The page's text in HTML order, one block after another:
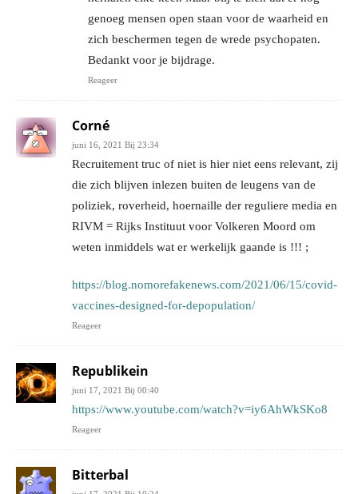
genoeg mensen open staan voor de waarheid en
zich beschermen tegen de wrede psychopaten.
Bedankt voor je bijdrage.
Reageer
Corné
juni 16, 2021 Bij 23:34
Recruitement truc of niet is hier niet eens relevant, zij
die zich blijven inlezen buiten de leugens van de
poliziek, roverheid, hoernaille der reguliere media en
RIVM = Rijks Instituut voor Volkeren Moord om
weten inmiddels wat er werkelijk gaande is !!! ;
https://blog.nomorefakenews.com/2021/06/15/covid-
vaccines-designed-for-depopulation/
Reageer
Republikein
juni 17, 2021 Bij 00:40
https://www.youtube.com/watch?v=iy6AhWkSKo8
Reageer
Bitterbal